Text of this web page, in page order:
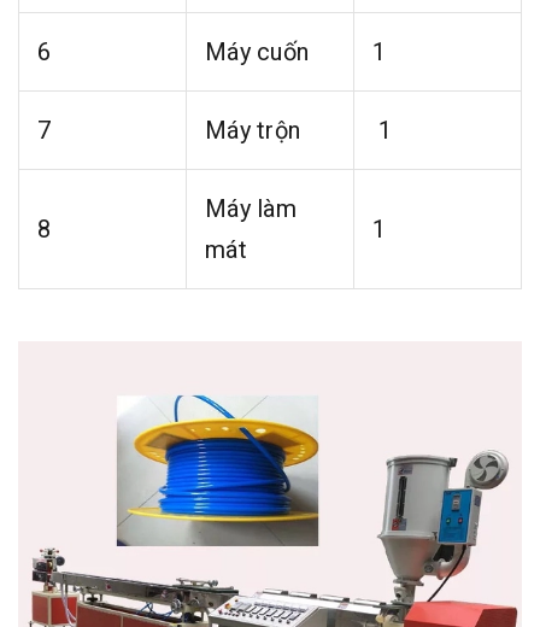
6 Máy cuốn 1
7 Máy trộn 1
8
Máy làm
mát
1